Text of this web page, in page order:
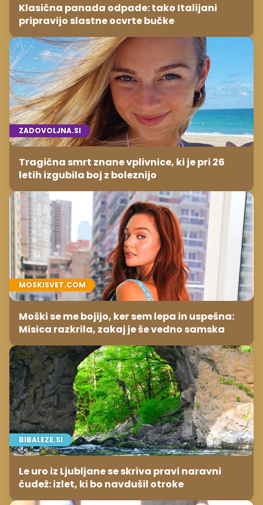
Klasična panada odpade: tako Italijani
pripravijo slastne ocvrte bučke
ZADOVOLJNA.SI
Tragična smrt znane vplivnice, ki je pri 26
letih izgubila boj z boleznijo
MOSKISVET.COM
Moški se me bojijo, ker sem lepa in uspešna:
Misica razkrila, zakaj je še vedno samska
BIBALEZE.SI
Le uro iz Ljubljane se skriva pravi naravni
čudež: izlet, ki bo navdušil otroke